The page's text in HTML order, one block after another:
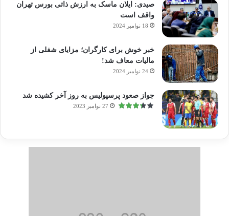
صیدی: ایلان ماسک به ارزش ذاتی بورس تهران
واقف است
18 نوامبر 2024
خبر خوش برای کارگران؛ مزایای شغلی از
مالیات معاف شد!
24 نوامبر 2024
جواز صعود پرسپولیس به روز آخر کشیده شد
27 نوامبر 2023